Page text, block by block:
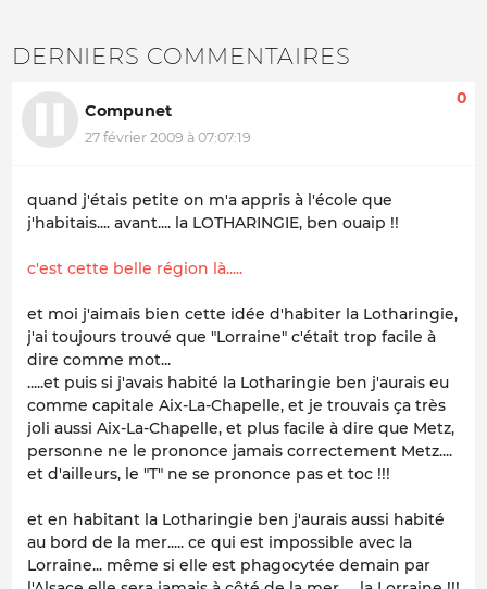
DERNIERS COMMENTAIRES
Compunet
27 février 2009 à 07:07:19
0
quand j'étais petite on m'a appris à l'école que
j'habitais.... avant.... la LOTHARINGIE, ben ouaip !!
c'est cette belle région là.....
et moi j'aimais bien cette idée d'habiter la Lotharingie,
j'ai toujours trouvé que "Lorraine" c'était trop facile à
dire comme mot...
.....et puis si j'avais habité la Lotharingie ben j'aurais eu
comme capitale Aix-La-Chapelle, et je trouvais ça très
joli aussi Aix-La-Chapelle, et plus facile à dire que Metz,
personne ne le prononce jamais correctement Metz....
et d'ailleurs, le "T" ne se prononce pas et toc !!!
et en habitant la Lotharingie ben j'aurais aussi habité
au bord de la mer..... ce qui est impossible avec la
Lorraine... même si elle est phagocytée demain par